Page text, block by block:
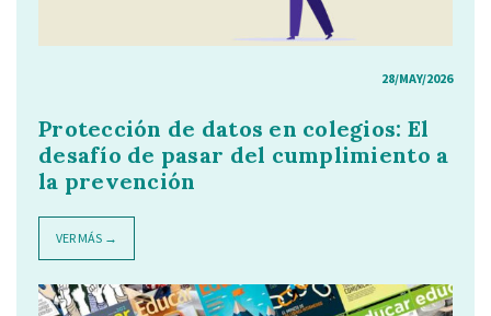
28/MAY/2026
Protección de datos en colegios: El
desafío de pasar del cumplimiento a
la prevención
VER MÁS →